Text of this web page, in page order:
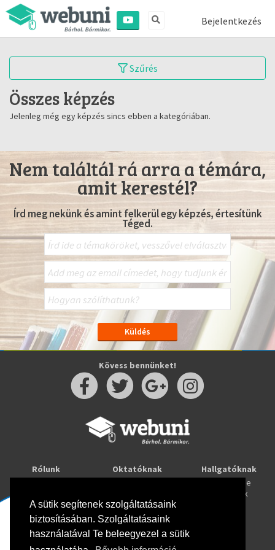
A sütik segítenek szolgáltatásaink
biztosításában. Szolgáltatásaink
használatával Te beleegyezel a sütik
Bejelentkezés
Szűrés
Összes képzés
Jelenleg még egy képzés sincs ebben a kategóriában.
Nem találtál rá arra a témára,
amit kerestél?
Írd meg nekünk és amint felkerül egy képzés, értesítünk
Téged.
Kövess bennünket!
Rólunk
Oktatóknak
Webuni Stúdió
Hallgatóknak
Tanulj online
Képzések
Info
Adatkezelési tájékoztató
ÁSZF